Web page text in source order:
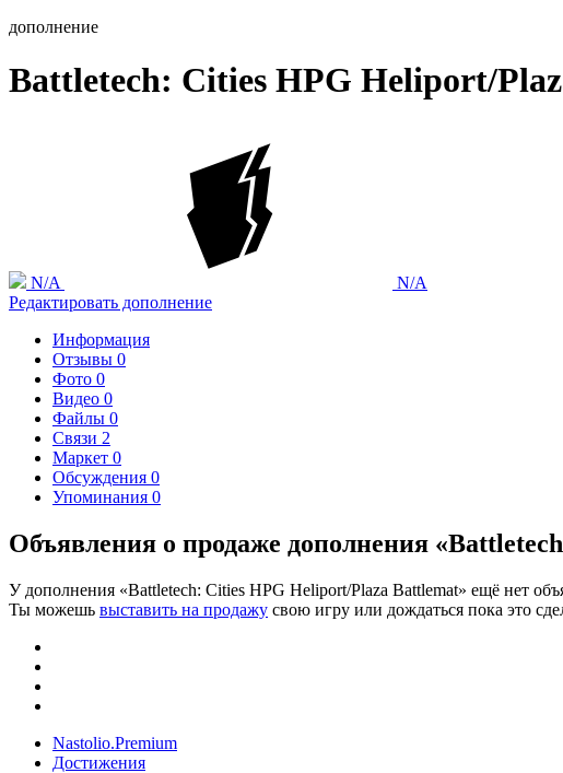
дополнение
Battletech: Cities HPG Heliport/
N/A
N/A
Редактировать дополнение
Информация
Отзывы 0
Фото 0
Видео 0
Файлы 0
Связи 2
Маркет 0
Обсуждения 0
Упоминания 0
Объявления о продаже дополнения
У дополнения «Battletech: Cities HPG Heliport/Plaza Battlemat» ещё нет
Ты можешь выставить на продажу свою игру или дождаться пока это
Nastolio.Premium
Достижения